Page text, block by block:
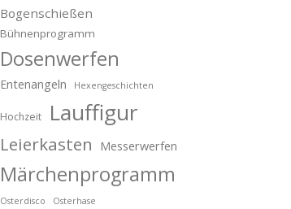
Bogenschießen
Bühnenprogramm
Dosenwerfen
Entenangeln Hexengeschichten
Hochzeit Lauffigur
Leierkasten Messerwerfen
Märchenprogramm
Osterdisco Osterhase